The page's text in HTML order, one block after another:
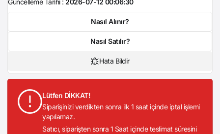
Güncelleme Tarihi : 2026-07-12 00:06:30
Nasıl Alınır?
Nasıl Satılır?
Hata Bildir
Lütfen DİKKAT!
Siparişinizi verdikten sonra ilk 1 saat içinde iptal işlemi
yapılamaz.
Satıcı, siparişten sonra 1 Saat içinde teslimat süresini